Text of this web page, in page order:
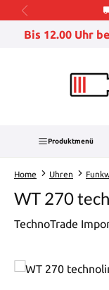
Zum Hauptinhalt
Bis 12.00 Uhr
Produktmenü
Home Uhren
WT 270
TechnoTrade
Bildergalerie